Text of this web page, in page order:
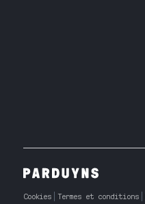
Cookies Termes et conditions